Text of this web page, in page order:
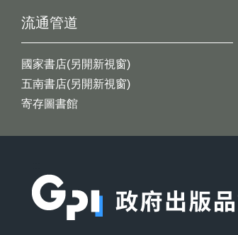
流通管道
國家書店(另開新視窗)
五南書店(另開新視窗)
寄存圖書館